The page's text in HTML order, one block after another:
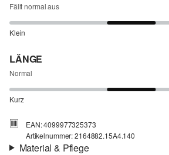
Fällt normal aus
Klein
LÄNGE
Normal
Kurz
EAN: 4099977325373
Artikelnummer: 2164882.15A4.140
Material & Pflege